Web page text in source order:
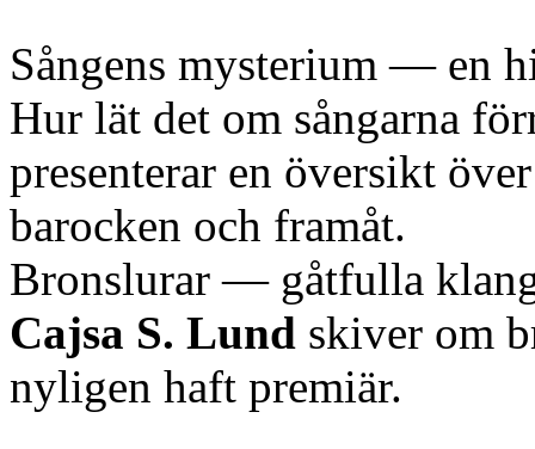
Sångens mysterium — en
Hur lät det om sångarna
presenterar en översikt
barocken och framåt.
Bronslurar — gåtfulla
Cajsa S. Lund skiver om
nyligen haft premiär.